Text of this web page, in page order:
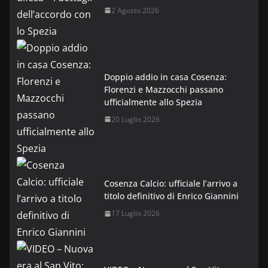
2 Agosto 2026
Doppio addio in casa Cosenza:
Florenzi e Mazzocchi passano
ufficialmente allo Spezia
20 Luglio 2026
Cosenza Calcio: ufficiale l’arrivo a
titolo definitivo di Enrico Giannini
17 Luglio 2026